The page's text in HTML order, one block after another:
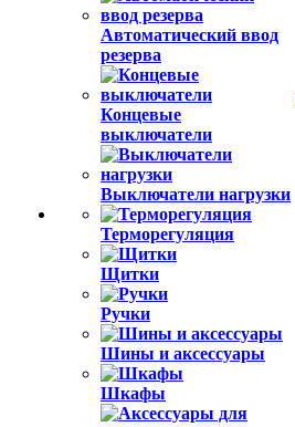
Автоматический ввод
резерва
Концевые
выключатели
Выключатели нагрузки
Терморегуляция
Щитки
Ручки
Шины и аксессуары
Шкафы